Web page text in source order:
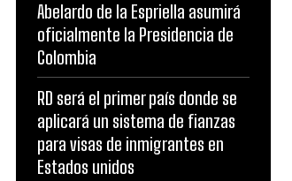
Abelardo de la Espriella asumirá
oficialmente la Presidencia de
Colombia
RD será el primer país donde se
aplicará un sistema de fianzas
para visas de inmigrantes en
Estados unidos